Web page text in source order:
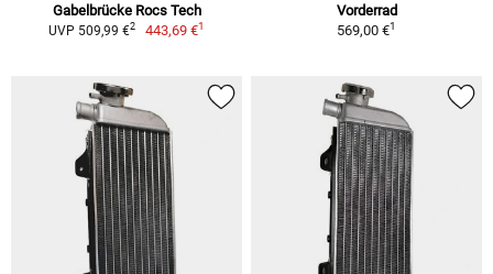
Gabelbrücke Rocs Tech
UVP 509,99 €2 443,69 €1
Vorderrad
569,00 €1